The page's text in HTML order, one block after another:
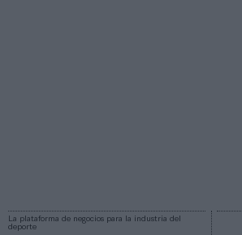
La plataforma de negocios para la industria del
deporte